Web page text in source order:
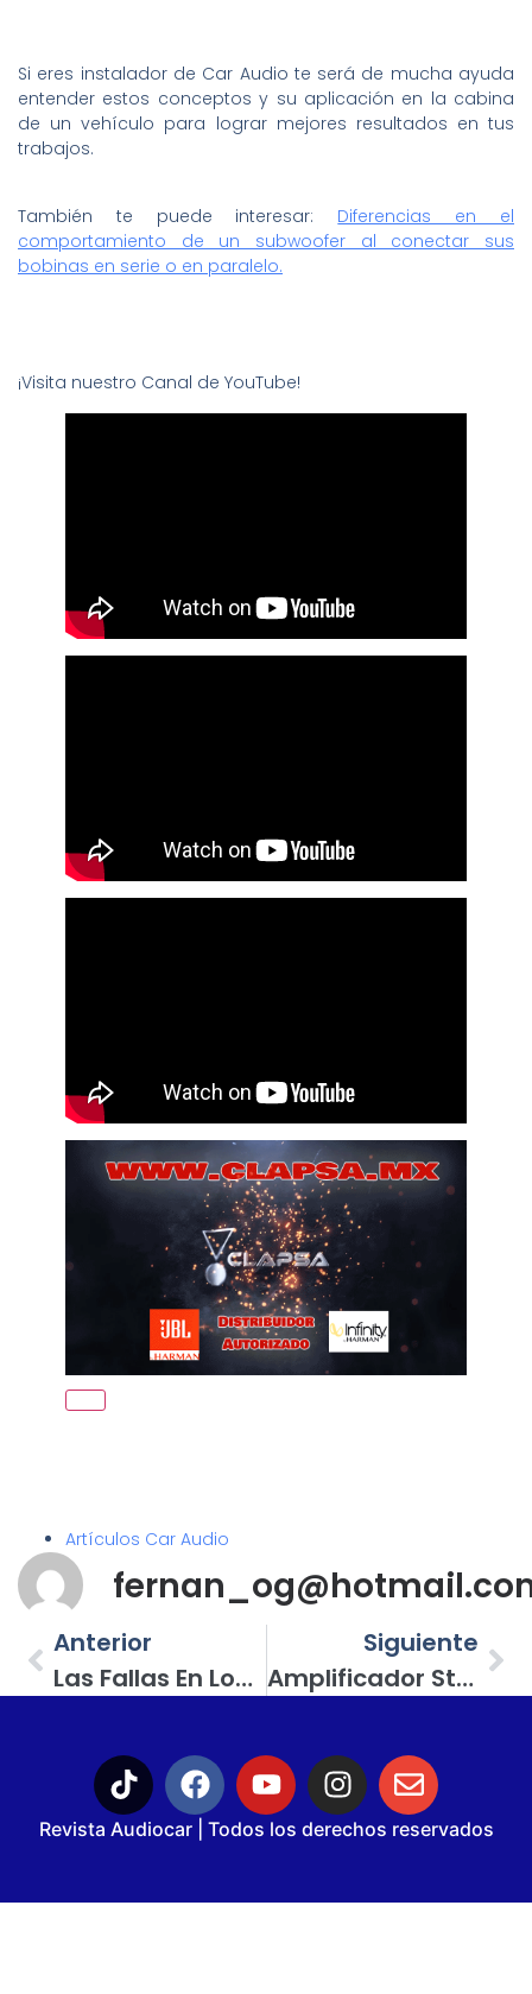
Si eres instalador de Car Audio te será de mucha ayuda
entender estos conceptos y su aplicación en la cabina
de un vehículo para lograr mejores resultados en tus
trabajos.
También te puede interesar: Diferencias en el
comportamiento de un subwoofer al conectar sus
bobinas en serie o en paralelo.
¡Visita nuestro Canal de YouTube!
Artículos Car Audio
Anterior
Las Fallas En Los Subwoofers Son Provocadas Por Sobrecargas De Naturaleza Eléctrica O Mecánica
Siguiente
Amplificador Stetsom Iron 400.4, ¡una Inversión Sólida!
Revista Audiocar | Todos los derechos reservados